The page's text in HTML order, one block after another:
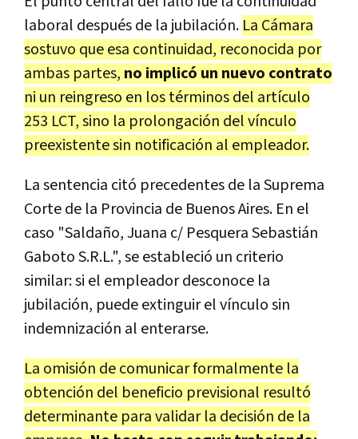
laboral después de la jubilación. La Cámara
sostuvo que esa continuidad, reconocida por
ambas partes, no implicó un nuevo contrato
ni un reingreso en los términos del artículo
253 LCT, sino la prolongación del vínculo
preexistente sin notificación al empleador.
La sentencia citó precedentes de la Suprema
Corte de la Provincia de Buenos Aires. En el
caso "Saldaño, Juana c/ Pesquera Sebastián
Gaboto S.R.L.", se estableció un criterio
similar: si el empleador desconoce la
jubilación, puede extinguir el vínculo sin
indemnización al enterarse.
La omisión de comunicar formalmente la
obtención del beneficio previsional resultó
determinante para validar la decisión de la